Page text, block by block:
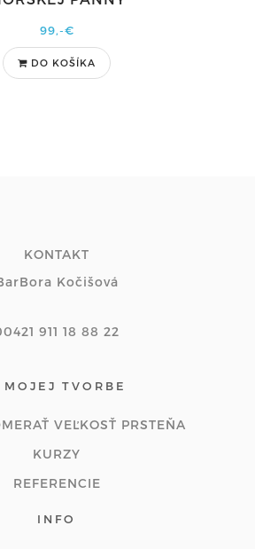
99,-€
DO KOŠÍKA
KONTAKT
Kočišová
911 18 88 22
MOJEJ TVORBE
VEĽKOSŤ PRSTEŇA
KURZY
REFERENCIE
INFO